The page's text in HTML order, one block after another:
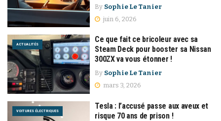
By Sophie Le Tanier
juin 6, 2026
ACTUALITÉS
Ce que fait ce bricoleur avec sa
Steam Deck pour booster sa Nissan
300ZX va vous étonner !
By Sophie Le Tanier
mars 3, 2026
VOITURES ÉLECTRIQUES
Tesla : l’accusé passe aux aveux et
risque 70 ans de prison !